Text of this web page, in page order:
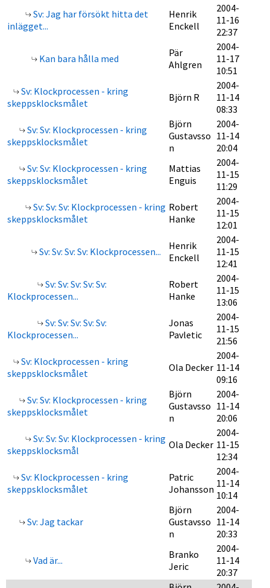
Sv: Jag har försökt hitta det
inlägget...
Henrik
Enckell
2004-
11-16
22:37
Kan bara hålla med
Pär
Ahlgren
2004-
11-17
10:51
Sv: Klockprocessen - kring
skeppsklocksmålet
Björn R
2004-
11-14
08:33
Sv: Sv: Klockprocessen - kring
skeppsklocksmålet
Björn
Gustavsso
n
2004-
11-14
20:04
Sv: Sv: Klockprocessen - kring
skeppsklocksmålet
Mattias
Enguis
2004-
11-15
11:29
Sv: Sv: Sv: Klockprocessen - kring
skeppsklocksmålet
Robert
Hanke
2004-
11-15
12:01
Sv: Sv: Sv: Sv: Klockprocessen...
Henrik
Enckell
2004-
11-15
12:41
Sv: Sv: Sv: Sv: Sv:
Klockprocessen...
Robert
Hanke
2004-
11-15
13:06
Sv: Sv: Sv: Sv: Sv:
Klockprocessen...
Jonas
Pavletic
2004-
11-15
21:56
Sv: Klockprocessen - kring
skeppsklocksmålet
Ola Decker
2004-
11-14
09:16
Sv: Sv: Klockprocessen - kring
skeppsklocksmålet
Björn
Gustavsso
n
2004-
11-14
20:06
Sv: Sv: Sv: Klockprocessen - kring
skeppsklocksmål
Ola Decker
2004-
11-15
12:34
Sv: Klockprocessen - kring
skeppsklocksmålet
Patric
Johansson
2004-
11-14
10:14
Sv: Jag tackar
Björn
Gustavsso
n
2004-
11-14
20:33
Vad är...
Branko
Jeric
2004-
11-14
20:37